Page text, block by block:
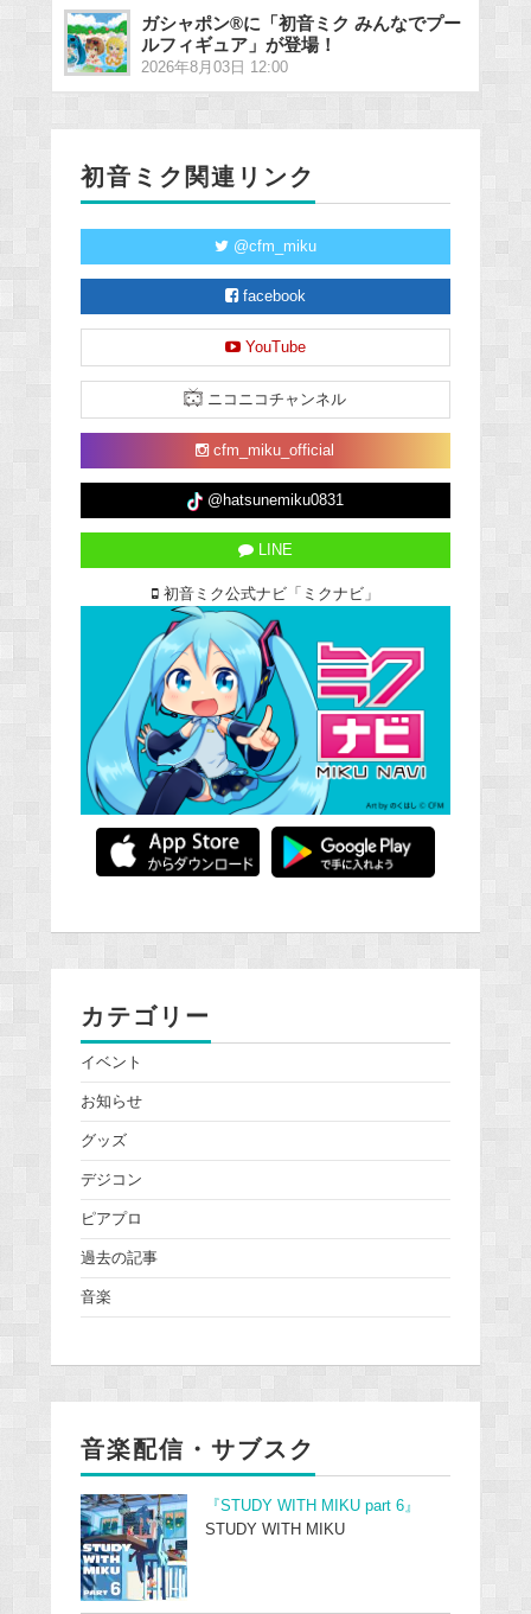
ガシャポン®に「初音ミク みんなでプー
ルフィギュア」が登場！
2026年8月03日 12:00
初音ミク関連リンク
@cfm_miku
facebook
YouTube
ニコニコチャンネル
cfm_miku_official
@hatsunemiku0831
LINE
初音ミク公式ナビ「ミクナビ」
カテゴリー
イベント
お知らせ
グッズ
デジコン
ピアプロ
過去の記事
音楽
音楽配信・サブスク
『STUDY WITH MIKU part 6』
STUDY WITH MIKU